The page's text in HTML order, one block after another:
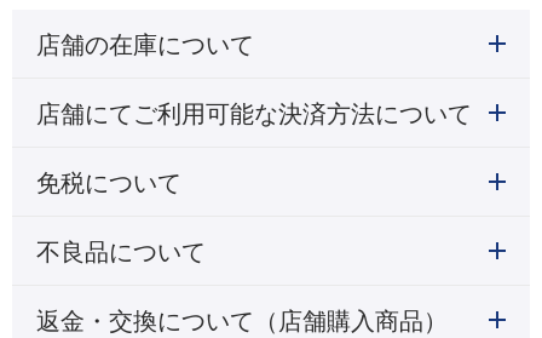
店舗の在庫について
店舗にてご利用可能な決済方法について
免税について
不良品について
返金・交換について（店舗購入商品）